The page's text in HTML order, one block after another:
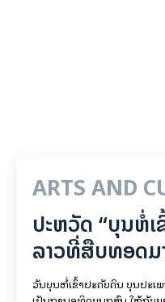
ARTS AND
ປະຫວັດ “ບຸນຫໍ່ເ
ລາວທີ່ສືບທອດມ
ວັນບຸນຫໍ່ເຂົ້າປະດັບດິນ ບຸນປະ